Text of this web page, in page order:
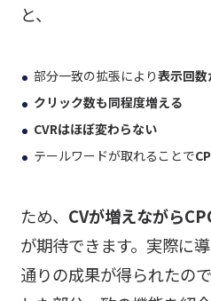
と、
部分一致の拡張により表示回数
クリック数も同程度増える
CVRはほぼ変わらない
テールワードが取れることで
ため、 CVが増えながら
が期待できます。実際に
通りの成果が得られたの